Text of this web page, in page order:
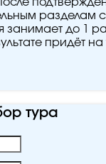
разделам
до 1
придёт
тура